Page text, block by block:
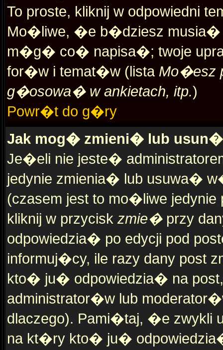
To proste, kliknij w odpowiedni
Mo�liwe, �e b�dziesz
m�g� co� napisa�; twoje
for�w i temat�w (lista Mo�esz
g�osowa� w ankietach, itp.)
Powr�t do g�ry
Jak mog� zmieni� lub
Je�eli nie jeste�
jedynie zmienia� lub usuwa�
(czasem jest to mo�liwe
kliknij w przycisk zmie�przy
odpowiedzia� po edycji pod
informuj�cy, ile razy dany post
kto� ju� odpowiedzia� na
administrator�w lub
dlaczego). Pami�taj, �e
na kt�ry kto� ju�